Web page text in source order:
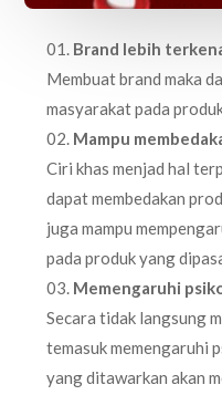
Brand lebih
Membuat brand maka
masyarakat pada
Mampu
Ciri khas menjad hal
dapat membedakan
juga mampu
pada produk yang
Memengaruhi
Secara tidak langsung
temasuk memengaruhi
yang ditawarkan akan